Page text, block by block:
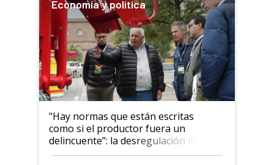
Economía y política
"Hay normas que están escritas
como si el productor fuera un
delincuente”: la desregulación llegó
al Congreso Aapresid y hasta se